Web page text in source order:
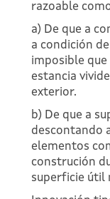
razoable
a) De que a
a condición
imposible
estancia
exterior.
b) De que a
descontando
elementos
construción
superficie útil